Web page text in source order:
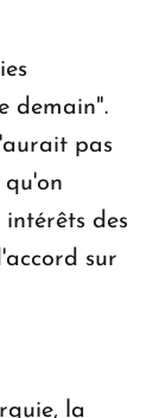
demain".
pas
qu'on
des
sur
la